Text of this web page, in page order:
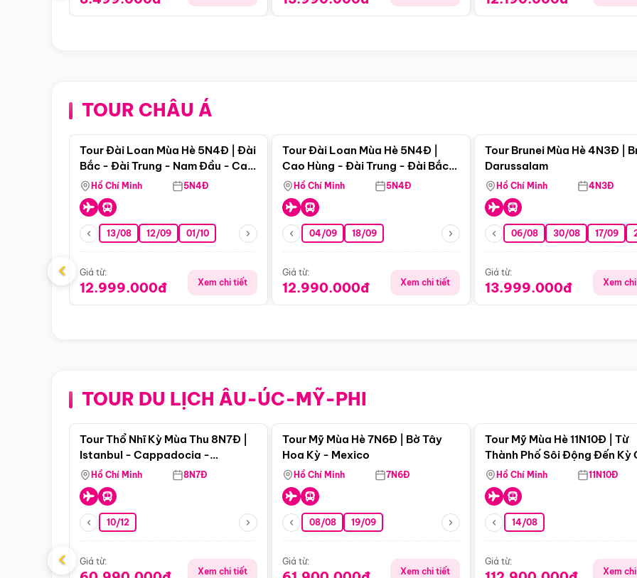
TOUR CHÂU ÁĐiểm nổi bật
Tour Đài Loan Mùa Hè 5N4Đ | Đài
Bắc - Đài Trung - Nam Đầu - Cao
Hùng ( Bay Vn)
Hồ Chí Minh 5N4Đ
13/08 12/09 01/10
Giá từ:
12.999.000đ Xem chi tiết
Tour Đài Loan Mùa Hè 5N4Đ |
Cao Hùng - Đài Trung - Đài Bắc
(Bay Vj)
Hồ Chí Minh 5N4Đ
04/09 18/09
Giá từ:
12.990.000đ Xem chi tiết
Tour Brunei Mùa Hè 4N3Đ |
Darussalam
Hồ Chí Minh 4N3Đ
06/08 30/08 17/09
Giá từ:
13.999.000đ Xem
‹
TOUR DU LỊCH ÂU-ÚC-MỸ-PHI
Điểm nổi bật
Tour Thổ Nhĩ Kỳ Mùa Thu 8N7Đ |
Istanbul - Cappadocia -
Pamukkale
Hồ Chí Minh 8N7Đ
10/12
Giá từ:
Xem chi tiết
Tour Mỹ Mùa Hè 7N6Đ | Bờ Tây
Hoa Kỳ - Mexico
Hồ Chí Minh 7N6Đ
08/08 19/09
Giá từ:
Xem chi tiết
Tour Mỹ Mùa Hè 11N10Đ | Từ
Thành Phố Sôi Động Đến Kỳ
Thiên Nhiên Mỹ
Hồ Chí Minh 11N10Đ
14/08
Giá từ:
Xem
‹